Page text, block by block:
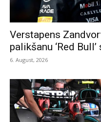
Verstapens
palikšanu ‘Red
6. August, 2026